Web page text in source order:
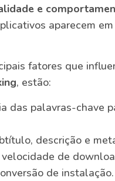
e
aparecem
fatores que
, estão:
das palavras-chave
descrição e
de
de instalação.